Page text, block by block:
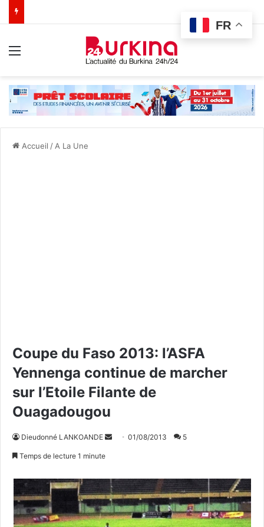
Accueil / A La Une
Coupe du Faso 2013: l’ASFA
Yennenga continue de marcher
sur l’Etoile Filante de
Ouagadougou
Dieudonné LANKOANDE
o
y
e
r
01/08/2013 5
Temps de lecture 1 minute
FR